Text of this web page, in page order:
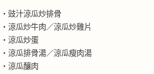
・豉汁涼瓜炒排骨
・涼瓜炒牛肉／涼瓜炒雞片
・涼瓜炒蛋
・涼瓜排骨湯／涼瓜瘦肉湯
・涼瓜釀肉